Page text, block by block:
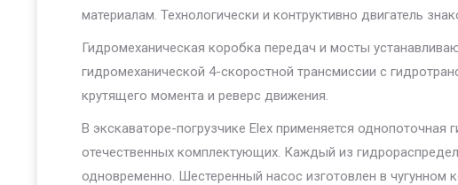
материалам. Технологически и контруктивно двигатель
Гидромеханическая коробка передач и мосты
гидромеханической 4-скоростной трансмиссии c
крутящего момента и реверс движения.
В экскаваторе-погрузчике Elex применяется
отечественных комплектующих. Каждый из
одновременно. Шестеренный насос изготовлен в